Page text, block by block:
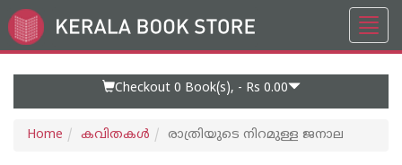
Go
to
Checkout 0 Book(s), - Rs 0.00
Home കവിതകള്‍ രാത്രിയുടെ നിറമുള്ള ജനാല